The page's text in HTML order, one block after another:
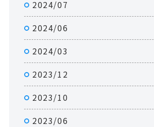
2024/07
2024/06
2024/03
2023/12
2023/10
2023/06